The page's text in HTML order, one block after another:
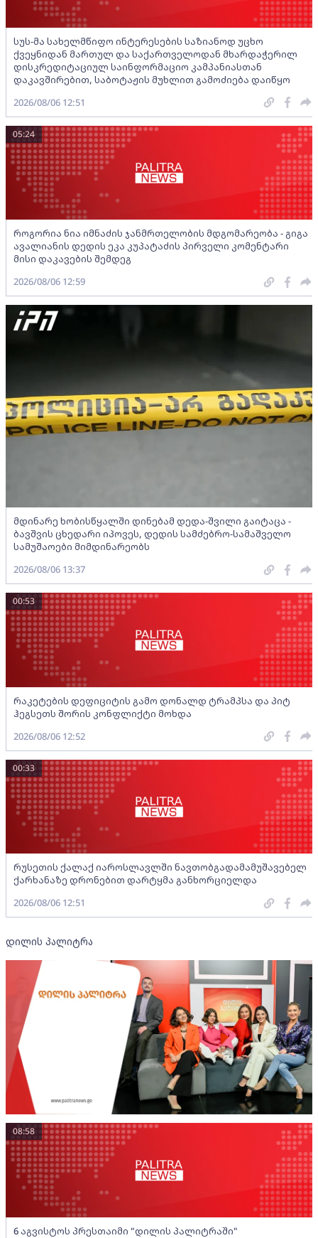
სუს-მა სახელმწიფო ინტერესების საზიანოდ უცხო
ქვეყნიდან მართულ და საქართველოდან მხარდაჭერილ
დისკრედიტაციულ საინფორმაციო კამპანიასთან
დაკავშირებით, საბოტაჟის მუხლით გამოძიება დაიწყო
2026/08/06 12:51
როგორია ნია იმნაძის ჯანმრთელობის მდგომარეობა - გიგა
ავალიანის დედის ეკა კუპატაძის პირველი კომენტარი
მისი დაკავების შემდეგ
05:24
2026/08/06 12:59
მდინარე ხობისწყალში დინებამ დედა-შვილი გაიტაცა -
ბავშვის ცხედარი იპოვეს, დედის სამძებრო-სამაშველო
სამუშაოები მიმდინარეობს
2026/08/06 13:37
რაკეტების დეფიციტის გამო დონალდ ტრამპსა და პიტ
ჰეგსეთს შორის კონფლიქტი მოხდა
00:53
2026/08/06 12:52
რუსეთის ქალაქ იაროსლავლში ნავთობგადამამუშავებელ
ქარხანაზე დრონებით დარტყმა განხორციელდა
00:33
2026/08/06 12:51
დილის პალიტრა
6 აგვისტოს პრესთაიმი "დილის პალიტრაში"
08:58